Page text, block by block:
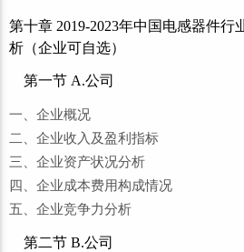
第十章 2019-2023年中国电感器件行
析（企业可自选）
第一节 A.公司
一、企业概况
二、企业收入及盈利指标
三、企业资产状况分析
四、企业成本费用构成情况
五、企业竞争力分析
第二节 B.公司